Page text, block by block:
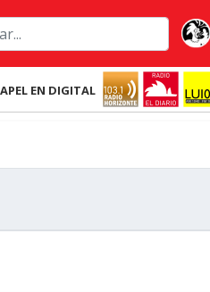
EN DIGITAL